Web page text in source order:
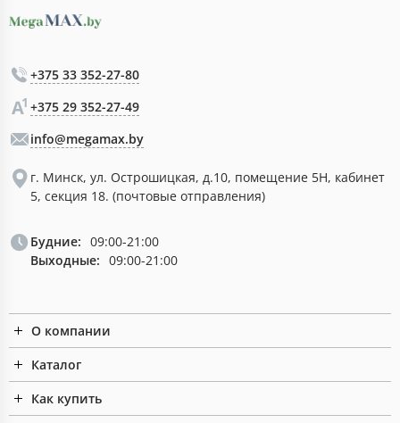
+375 33 352-27-80
+375 29 352-27-49
info@megamax.by
г. Минск, ул. Острошицкая, д.10, помещение 5Н, кабинет
5, секция 18. (почтовые отправления)
Будние: 09:00-21:00
Выходные: 09:00-21:00
О компании
Каталог
Как купить